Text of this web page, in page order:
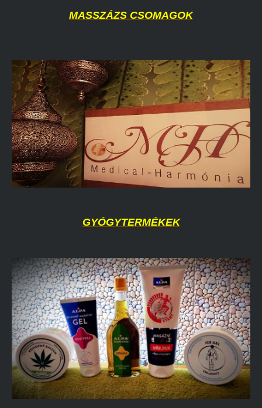
MASSZÁZS CSOMAGOK
GYÓGYTERMÉKEK